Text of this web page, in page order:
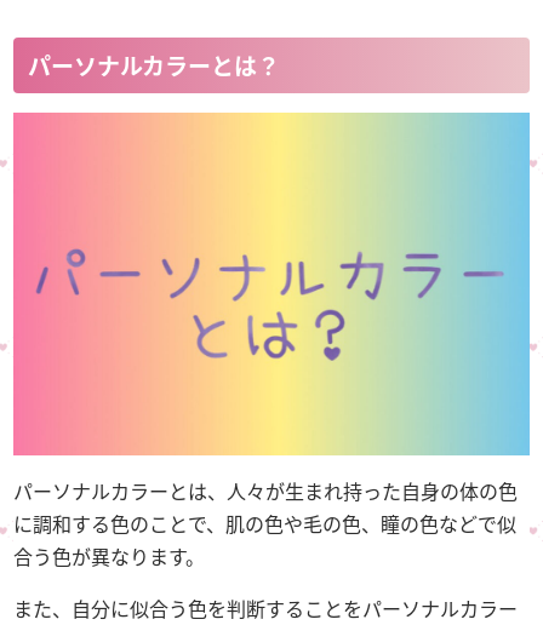
パーソナルカラーとは？
パーソナルカラーとは、人々が生まれ持った自身の体の色
に調和する色のことで、肌の色や毛の色、瞳の色などで似
合う色が異なります。
また、自分に似合う色を判断することをパーソナルカラー